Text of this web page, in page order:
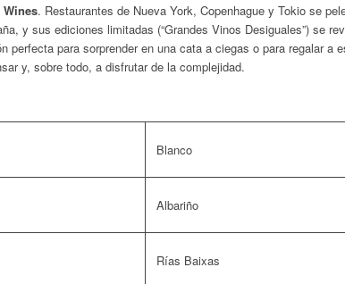
. Restaurantes de Nueva York, Copenhague y Tokio se
y sus ediciones limitadas (“Grandes Vinos Desiguales”) se
para sorprender en una cata a ciegas o para regalar a
y, sobre todo, a disfrutar de la complejidad.
Blanco
Albariño
Rías Baixas